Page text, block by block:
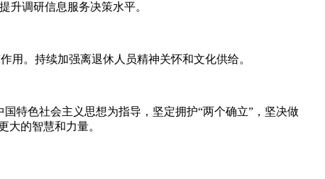
升调研信息服务决策水平。
用。持续加强离退休人员精神关怀和文化供给。
特色社会主义思想为指导，坚定拥护“两个确立”，坚决做
大的智慧和力量。